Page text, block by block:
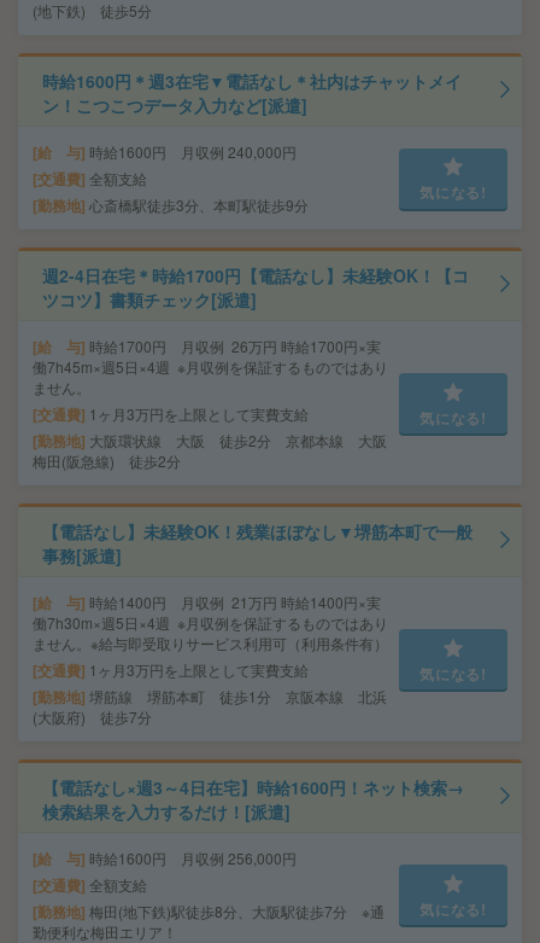
(地下鉄) 徒歩5分
時給1600円＊週3在宅▼電話なし＊社内はチャットメイ
ン！こつこつデータ入力など[派遣]
給 与 時給1600円 月収例 240,000円
交通費 全額支給
勤務地 心斎橋駅徒歩3分、本町駅徒歩9分
気になる!
週2-4日在宅＊時給1700円【電話なし】未経験OK！【コ
ツコツ】書類チェック[派遣]
給 与 時給1700円 月収例 26万円 時給1700円×実
働7h45m×週5日×4週 ※月収例を保証するものではあり
ません。
交通費 1ヶ月3万円を上限として実費支給
勤務地 大阪環状線 大阪 徒歩2分 京都本線 大阪
梅田(阪急線) 徒歩2分
気になる!
【電話なし】未経験OK！残業ほぼなし▼堺筋本町で一般
事務[派遣]
給 与 時給1400円 月収例 21万円 時給1400円×実
働7h30m×週5日×4週 ※月収例を保証するものではあり
ません。※給与即受取りサービス利用可（利用条件有）
交通費 1ヶ月3万円を上限として実費支給
勤務地 堺筋線 堺筋本町 徒歩1分 京阪本線 北浜
(大阪府) 徒歩7分
気になる!
【電話なし×週3～4日在宅】時給1600円！ネット検索→
検索結果を入力するだけ！[派遣]
給 与 時給1600円 月収例 256,000円
交通費 全額支給
勤務地 梅田(地下鉄)駅徒歩8分、大阪駅徒歩7分 ※通
勤便利な梅田エリア！
気になる!